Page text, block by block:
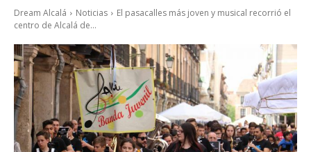
Dream Alcalá Noticias
El pasacalles más joven y musical recorrió el
centro de Alcalá de...